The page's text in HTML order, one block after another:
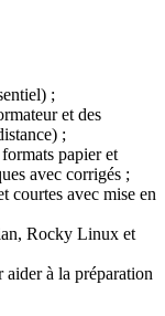
;
et des
;
papier et
avec corrigés ;
courtes avec mise en
Rocky Linux et
aider à la préparation